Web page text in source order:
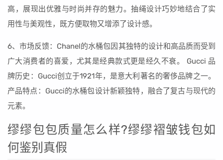
高，展现出优雅与时尚并存的魅力。抽绳设计巧妙地结合了实
用性与美观性，既方便取物又增添了设计感。
6、市场反馈：Chanel的水桶包因其独特的设计和高品质而受到
广大消费者的喜爱，尤其是经典款式更是经久不衰。 Gucci 品
牌历史：Gucci创立于1921年，是意大利著名的奢侈品牌之一。
产品特点：Gucci的水桶包设计新颖独特，融合了复古与现代的
元素。
缪缪包包质量怎么样?缪缪褶皱钱包如
何鉴别真假